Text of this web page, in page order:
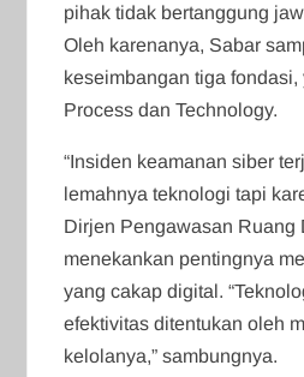
pihak tidak bertanggung
Oleh karenanya, Sabar
keseimbangan tiga fondasi,
Process dan Technology.
“Insiden keamanan siber
lemahnya teknologi tapi
Dirjen Pengawasan Ruang
menekankan pentingnya
yang cakap digital.
efektivitas ditentukan oleh
kelolanya,” sambungnya.